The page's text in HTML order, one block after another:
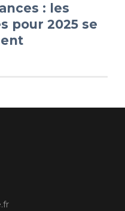
: les
pour 2025 se